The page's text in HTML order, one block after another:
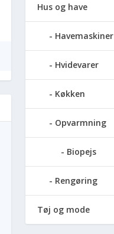
Hus og have
Havemaskiner
Hvidevarer
Køkken
Opvarmning
Biopejs
Rengøring
Tøj og mode